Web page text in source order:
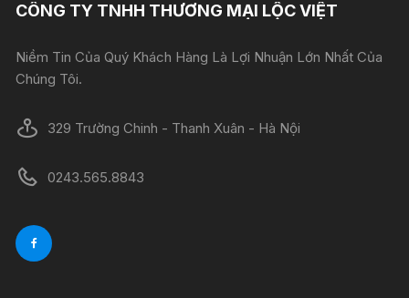
CÔNG TY TNHH THƯƠNG MẠI LỘC VIỆT
Niềm Tin Của Quý Khách Hàng Là Lợi Nhuận Lớn Nhất Của
Chúng Tôi.
329 Trường Chinh - Thanh Xuân - Hà Nội
0243.565.8843